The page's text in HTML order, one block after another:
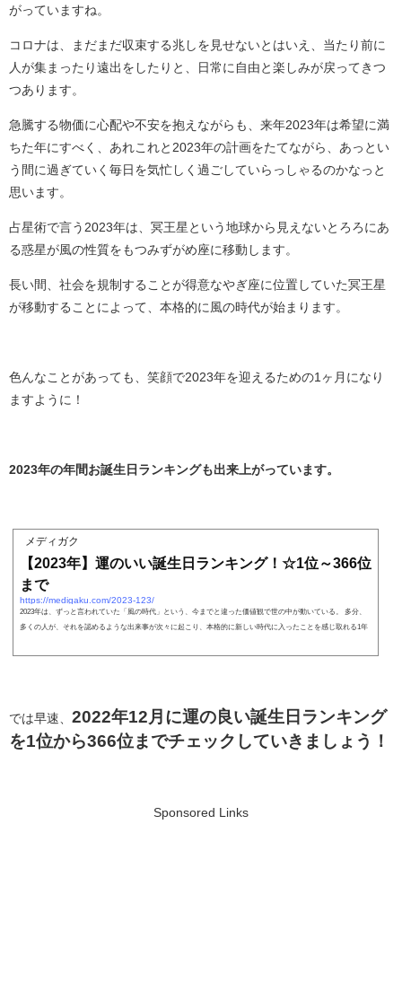
がっていますね。
コロナは、まだまだ収束する兆しを見せないとはいえ、当たり前に
人が集まったり遠出をしたりと、日常に自由と楽しみが戻ってきつ
つあります。
急騰する物価に心配や不安を抱えながらも、来年2023年は希望に満
ちた年にすべく、あれこれと2023年の計画をたてながら、あっとい
う間に過ぎていく毎日を気忙しく過ごしていらっしゃるのかなっと
思います。
占星術で言う2023年は、冥王星という地球から見えないとろろにあ
る惑星が風の性質をもつみずがめ座に移動します。
長い間、社会を規制することが得意なやぎ座に位置していた冥王星
が移動することによって、本格的に風の時代が始まります。
色んなことがあっても、笑顔で2023年を迎えるための1ヶ月になり
ますように！
2023年の年間お誕生日ランキングも出来上がっています。
メディガク
【2023年】運のいい誕生日ランキング！☆1位～366位
まで
https://medigaku.com/2023-123/
2023年は、ずっと言われていた「風の時代」という、今までと違った価値観で世の中が動いている。 多分、
多くの人が、それを認めるような出来事が次々に起こり、本格的に新しい時代に入ったことを感じ取れる1年
では早速、 2022年12月に運の良い誕生日ランキング
を1位から366位までチェックしていきましょう！
Sponsored Links